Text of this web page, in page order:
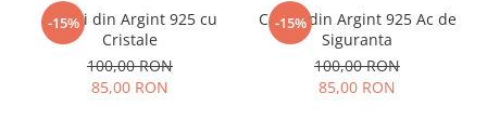
-15%
Cercei din Argint 925 cu
Cristale
100,00 RON
85,00 RON
-15%
Cercei din Argint 925 Ac de
Siguranta
100,00 RON
85,00 RON